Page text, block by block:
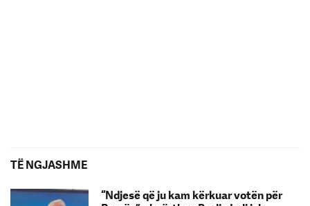
TË NGJASHME
“Ndjesë që ju kam kërkuar votën për